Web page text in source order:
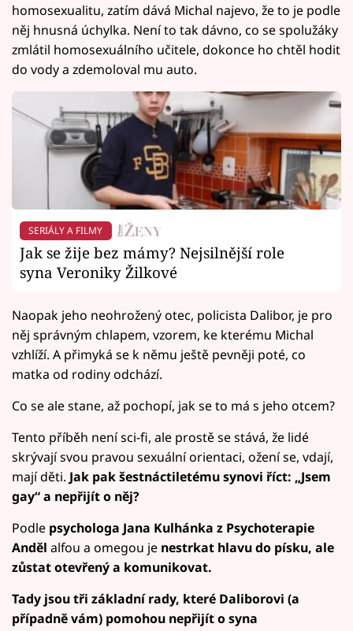
homosexualitu, zatím dává Michal najevo, že to je podle
něj hnusná úchylka. Není to tak dávno, co se spolužáky
zmlátil homosexuálního učitele, dokonce ho chtěl hodit
do vody a zdemoloval mu auto.
SERIÁLY A FILMY
Jak se žije bez mámy? Nejsilnější role
syna Veroniky Žilkové
Naopak jeho neohrožený otec, policista Dalibor, je pro
něj správným chlapem, vzorem, ke kterému Michal
vzhlíží. A přimyká se k němu ještě pevněji poté, co
matka od rodiny odchází.
Co se ale stane, až pochopí, jak se to má s jeho otcem?
Tento příběh není sci-fi, ale prostě se stává, že lidé
skrývají svou pravou sexuální orientaci, ožení se, vdají,
mají děti. Jak pak šestnáctiletému synovi říct: „Jsem
gay“ a nepřijít o něj?
Podle psychologa Jana Kulhánka z Psychoterapie
Anděl alfou a omegou je nestrkat hlavu do písku, ale
zůstat otevřený a komunikovat.
Tady jsou tři základní rady, které Daliborovi (a
případně vám) pomohou nepřijít o syna